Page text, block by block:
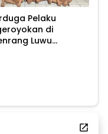
Pelaku
di
Luwu